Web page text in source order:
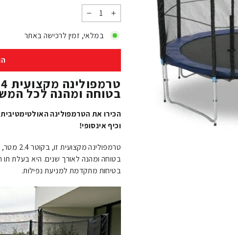
−
+
במלאי, זמין לרכישה באתר
בטוחה ומהנה לכל
הכירו את הטרמפולינה
וכיף אינסופי!
בטוחה ומהנה לאורך שנים. היא בעלת תו
בטיחות מתקדמת למניעת נפילות.